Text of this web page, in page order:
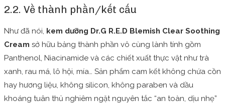
2.2. Về thành phần/kết cấu
Như đã nói, kem dưỡng Dr.G R.E.D Blemish Clear Soothing
Cream sở hữu bảng thành phần vô cùng lành tính gồm
Panthenol, Niacinamide và các chiết xuất thực vật như trà
xanh, rau má, lô hội, mía… Sản phẩm cam kết không chứa cồn
hay hương liệu, không silicon, không paraben và dầu
khoáng tuân thủ nghiêm ngặt nguyên tắc “an toàn, dịu nhẹ”